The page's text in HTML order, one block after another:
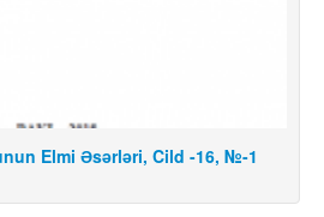
Elmi Əsərləri, Cild -16, №-1